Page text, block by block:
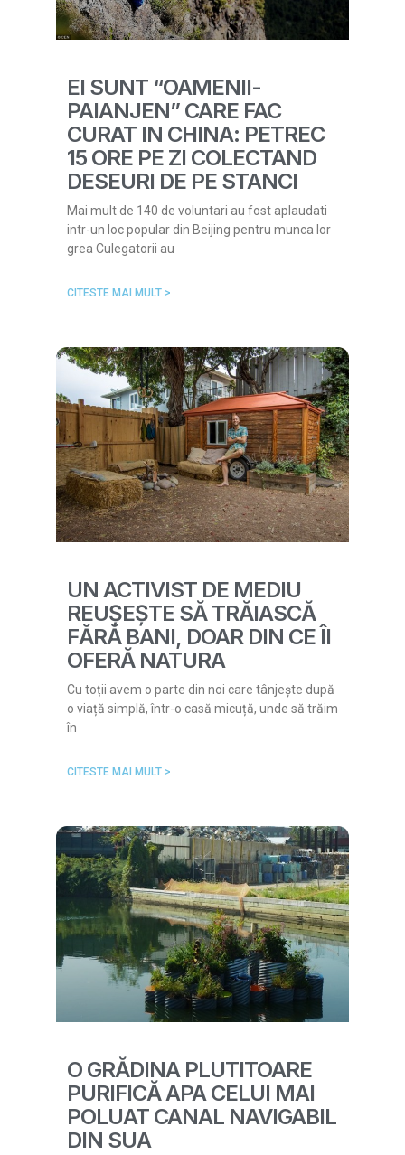
EI SUNT “OAMENII-
PAIANJEN” CARE FAC
CURAT IN CHINA: PETREC
15 ORE PE ZI COLECTAND
DESEURI DE PE STANCI
Mai mult de 140 de voluntari au fost aplaudati
intr-un loc popular din Beijing pentru munca lor
grea Culegatorii au
CITESTE MAI MULT >
UN ACTIVIST DE MEDIU
REUȘEȘTE SĂ TRĂIASCĂ
FĂRĂ BANI, DOAR DIN CE ÎI
OFERĂ NATURA
Cu toții avem o parte din noi care tânjește după
o viață simplă, într-o casă micuță, unde să trăim
în
CITESTE MAI MULT >
O GRĂDINA PLUTITOARE
PURIFICĂ APA CELUI MAI
POLUAT CANAL NAVIGABIL
DIN SUA